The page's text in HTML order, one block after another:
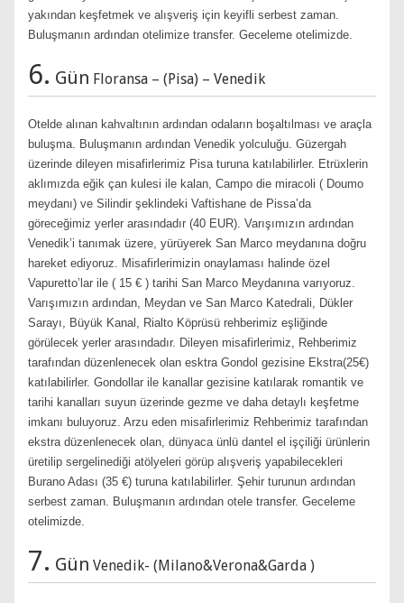
yakından keşfetmek ve alışveriş için keyifli serbest zaman.
Buluşmanın ardından otelimize transfer. Geceleme otelimizde.
6. Gün Floransa – (Pisa) – Venedik
Otelde alınan kahvaltının ardından odaların boşaltılması ve araçla
buluşma. Buluşmanın ardından Venedik yolculuğu. Güzergah
üzerinde dileyen misafirlerimiz Pisa turuna katılabilirler. Etrüxlerin
aklımızda eğik çan kulesi ile kalan, Campo die miracoli ( Doumo
meydanı) ve Silindir şeklindeki Vaftishane de Pissa’da
göreceğimiz yerler arasındadır (40 EUR). Varışımızın ardından
Venedik’i tanımak üzere, yürüyerek San Marco meydanına doğru
hareket ediyoruz. Misafirlerimizin onaylaması halinde özel
Vapuretto’lar ile ( 15 € ) tarihi San Marco Meydanına varıyoruz.
Varışımızın ardından, Meydan ve San Marco Katedrali, Dükler
Sarayı, Büyük Kanal, Rialto Köprüsü rehberimiz eşliğinde
görülecek yerler arasındadır. Dileyen misafirlerimiz, Rehberimiz
tarafından düzenlenecek olan esktra Gondol gezisine Ekstra(25€)
katılabilirler. Gondollar ile kanallar gezisine katılarak romantik ve
tarihi kanalları suyun üzerinde gezme ve daha detaylı keşfetme
imkanı buluyoruz. Arzu eden misafirlerimiz Rehberimiz tarafından
ekstra düzenlenecek olan, dünyaca ünlü dantel el işçiliği ürünlerin
üretilip sergelinediği atölyeleri görüp alışveriş yapabilecekleri
Burano Adası (35 €) turuna katılabilirler. Şehir turunun ardından
serbest zaman. Buluşmanın ardından otele transfer. Geceleme
otelimizde.
7. Gün Venedik- (Milano&Verona&Garda )